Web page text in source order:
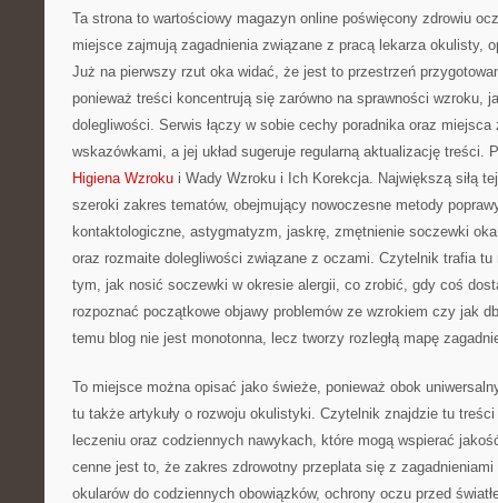
Ta strona to wartościowy magazyn online poświęcony zdrowiu
miejsce zajmują zagadnienia związane z pracą lekarza okulisty,
Już na pierwszy rzut oka widać, że jest to przestrzeń
ponieważ treści koncentrują się zarówno na sprawności wzroku,
dolegliwości. Serwis łączy w sobie cechy poradnika oraz
wskazówkami, a jej układ sugeruje regularną aktualizację treści.
Higiena Wzroku i Wady Wzroku i Ich Korekcja. Największą siłą
szeroki zakres tematów, obejmujący nowoczesne metody
kontaktologiczne, astygmatyzm, jaskrę, zmętnienie soczewki
oraz rozmaite dolegliwości związane z oczami. Czytelnik trafia tu
tym, jak nosić soczewki w okresie alergii, co zrobić, gdy coś
rozpoznać początkowe objawy problemów ze wzrokiem czy jak
temu blog nie jest monotonna, lecz tworzy rozległą mapę
To miejsce można opisać jako świeże, ponieważ obok
tu także artykuły o rozwoju okulistyki. Czytelnik znajdzie tu
leczeniu oraz codziennych nawykach, które mogą wspierać
cenne jest to, że zakres zdrowotny przeplata się z
okularów do codziennych obowiązków, ochrony oczu przed